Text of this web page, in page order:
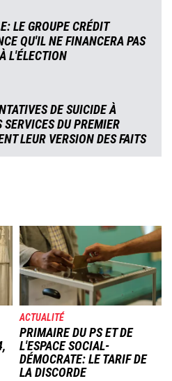
LE GROUPE CRÉDIT
QU'IL NE FINANCERA PAS
L'ÉLECTION
DE SUICIDE À
DU PREMIER
LEUR VERSION DES FAITS
Image
ACTUALITÉ
PRIMAIRE DU PS ET DE
L'ESPACE SOCIAL-
DÉMOCRATE: LE TARIF DE
LA DISCORDE